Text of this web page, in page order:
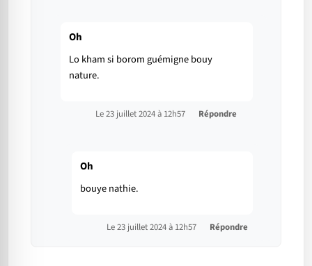
Oh
Lo kham si borom guémigne bouy
nature.
Le 23 juillet 2024 à 12h57 Répondre
Oh
bouye nathie.
Le 23 juillet 2024 à 12h57 Répondre